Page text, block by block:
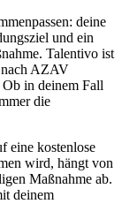
deine
und ein
Talentivo ist
AZAV
in deinem Fall
die
eine kostenlose
wird, hängt von
Maßnahme ab.
deinem